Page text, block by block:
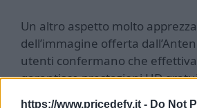
https://www.pricedefy.it - Do Not
Un altro aspetto molto
dell’immagine offerta
utenti confermano che
garantisce prestazioni HD
significativamente la chiarezza